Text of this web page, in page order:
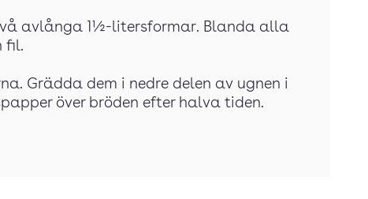
två avlånga 1½-litersformar. Blanda alla
fil.
Grädda dem i nedre delen av ugnen i
över bröden efter halva tiden.